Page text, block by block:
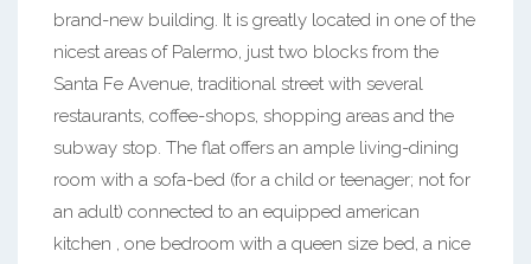
brand-new building. It is greatly located in one of the
nicest areas of Palermo, just two blocks from the
Santa Fe Avenue, traditional street with several
restaurants, coffee-shops, shopping areas and the
subway stop. The flat offers an ample living-dining
room with a sofa-bed (for a child or teenager; not for
an adult) connected to an equipped american
kitchen , one bedroom with a queen size bed, a nice